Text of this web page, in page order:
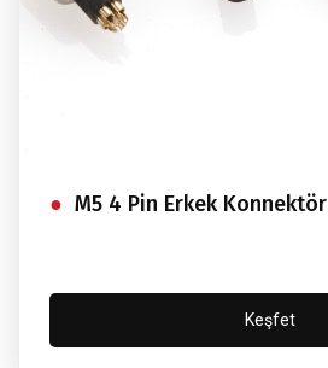
M5 4 Pin Erkek Konnektör
Keşfet